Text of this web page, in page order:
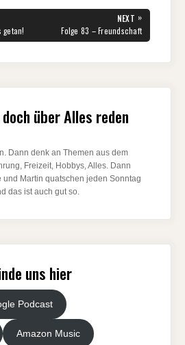
getan!
NEXT »
NEXT
POST:
Folge 83 – Freundschaft
über Alles reden
Dann denk an Themen aus dem
Freizeit, Hobbys, Alles. Dann
und Martin quatschen jeden Sonntag
das ist auch gut so.
uns hier
Podcast
Amazon Music